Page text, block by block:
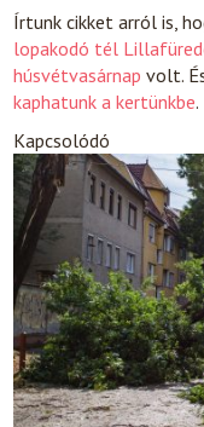
Írtunk cikket arról is,
lopakodó tél
húsvétvasárnap volt.
kaphatunk a kertünkbe.
Kapcsolódó